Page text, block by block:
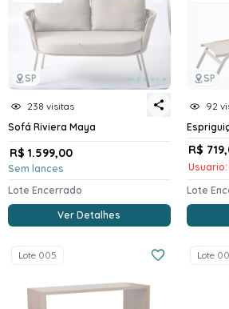
SP
238 visitas
Sofá Riviera Maya
R$ 1.599,00
Sem lances
Lote Encerrado
Ver Detalhes
SP
92
R$
Usuario:
Lote
Lote 005 Lote